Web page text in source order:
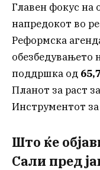
Главен фокус на
напредокот во
Реформска
обезбедувањето
поддршка од
Планот за раст
Инструментот
Што ќе
Сали пред